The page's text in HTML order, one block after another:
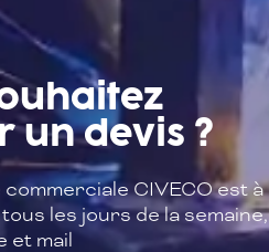
un devis ?
CIVECO est à
les jours de la semaine,
et mail